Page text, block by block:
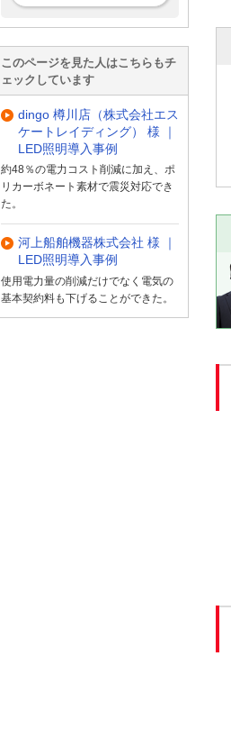
このページを見た人はこちらもチ
ェックしています
dingo 樽川店（株式会社エス
ケートレイディング） 様 ｜
LED照明導入事例
約48％の電力コスト削減に加え、ポ
リカーボネート素材で震災対応でき
た。
河上船舶機器株式会社 様 ｜
LED照明導入事例
使用電力量の削減だけでなく電気の
基本契約料も下げることができた。